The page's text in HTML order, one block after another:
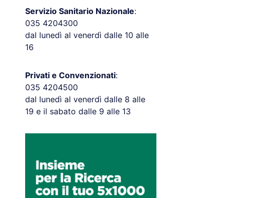
Servizio Sanitario Nazionale:
035 4204300
dal lunedì al venerdì dalle 10 alle
16
Privati e Convenzionati:
035 4204500
dal lunedì al venerdì dalle 8 alle
19 e il sabato dalle 9 alle 13